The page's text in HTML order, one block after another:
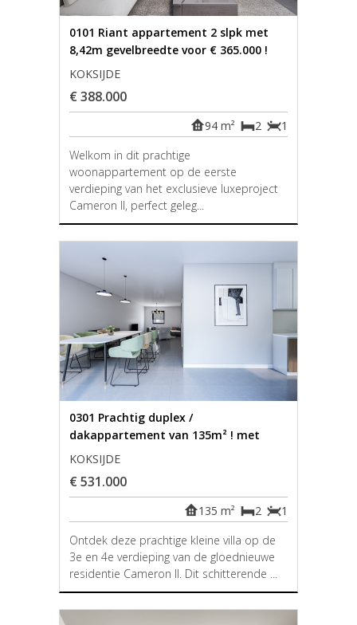
0101 Riant appartement 2 slpk met
8,42m gevelbreedte voor € 365.000 !
KOKSIJDE
€ 388.000
1
2
94 m²
Welkom in dit prachtige
woonappartement op de eerste
verdieping van het exclusieve luxeproject
Cameron II, perfect geleg...
0301 Prachtig duplex /
dakappartement van 135m² ! met
groot terras
KOKSIJDE
€ 531.000
1
2
135 m²
Ontdek deze prachtige kleine villa op de
3e en 4e verdieping van de gloednieuwe
residentie Cameron II. Dit schitterende ...